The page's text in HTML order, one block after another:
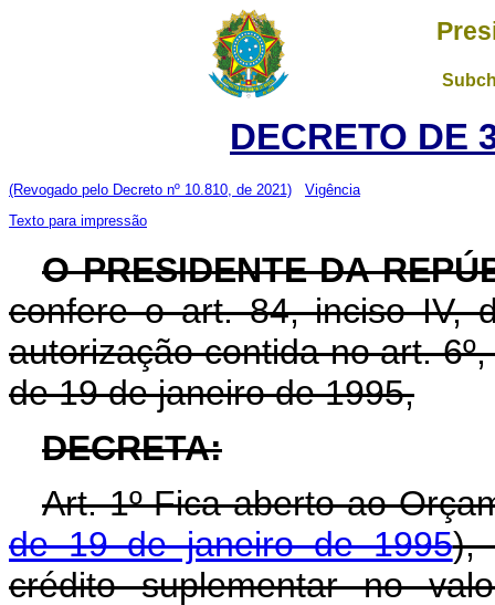
DECRETO DE
(Revogado pelo Decreto nº 10.810, de 2021)
Vigência
Texto para impressão
O PRESIDENTE DA
confere o art. 84, inciso IV,
autorização contida no art.
de 19 de janeiro de 1995,
DECRETA:
Art. 1º Fica aberto ao
de 19 de janeiro de 1995),
crédito suplementar no